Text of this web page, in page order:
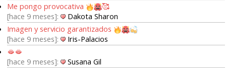
Me pongo provocativa
🥰
hace 9 meses
Dakota Sharon
Imagen y servicio garantizados
hace 9 meses
Iris-Palacios
🫦🫦
hace 9 meses
Susana Gil